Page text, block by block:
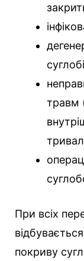
травм
При всіх
покриву